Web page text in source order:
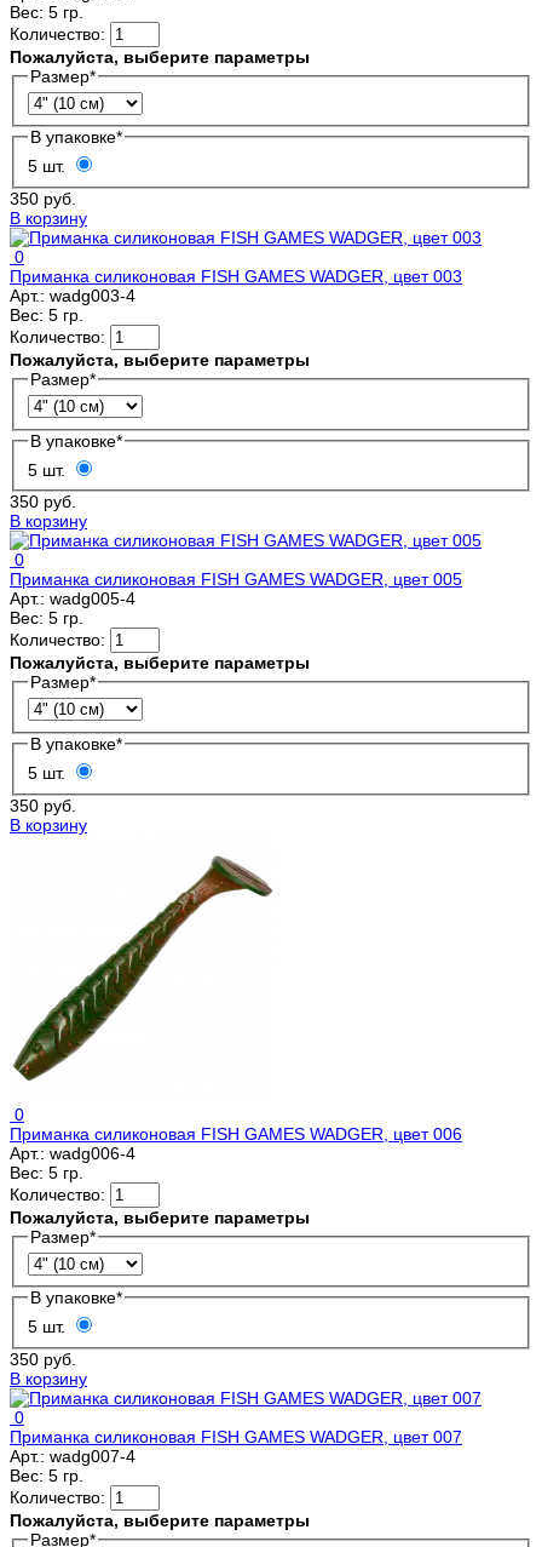
Вес: 5 гр.
Количество:
Пожалуйста, выберите параметры
Размер*
В упаковке*
5 шт.
350 руб.
В корзину
0
Приманка силиконовая FISH GAMES WADGER, цвет 003
Арт.: wadg003-4
Вес: 5 гр.
Количество:
Пожалуйста, выберите параметры
Размер*
В упаковке*
5 шт.
350 руб.
В корзину
0
Приманка силиконовая FISH GAMES WADGER, цвет 005
Арт.: wadg005-4
Вес: 5 гр.
Количество:
Пожалуйста, выберите параметры
Размер*
В упаковке*
5 шт.
350 руб.
В корзину
0
Приманка силиконовая FISH GAMES WADGER, цвет 006
Арт.: wadg006-4
Вес: 5 гр.
Количество:
Пожалуйста, выберите параметры
Размер*
В упаковке*
5 шт.
350 руб.
В корзину
0
Приманка силиконовая FISH GAMES WADGER, цвет 007
Арт.: wadg007-4
Вес: 5 гр.
Количество:
Пожалуйста, выберите параметры
Размер*